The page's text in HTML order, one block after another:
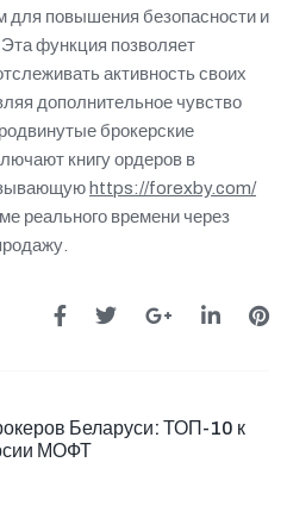
для повышения безопасности и
функция позволяет
активность своих
дополнительное чувство
брокерские
книгу ордеров в
https://forexby.com/
реального времени через
Беларуси: ТОП-10 к
МОФТ